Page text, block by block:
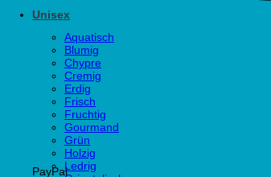
PayPal
Unisex
Aquatisch
Blumig
Chypre
Cremig
Erdig
Frisch
Fruchtig
Gourmand
Grün
Holzig
Ledrig